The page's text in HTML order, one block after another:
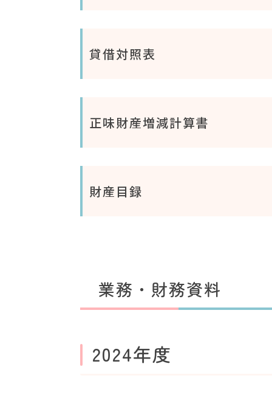
貸借対照表
正味財産増減計算書
財産目録
業務・財務資料
2024年度